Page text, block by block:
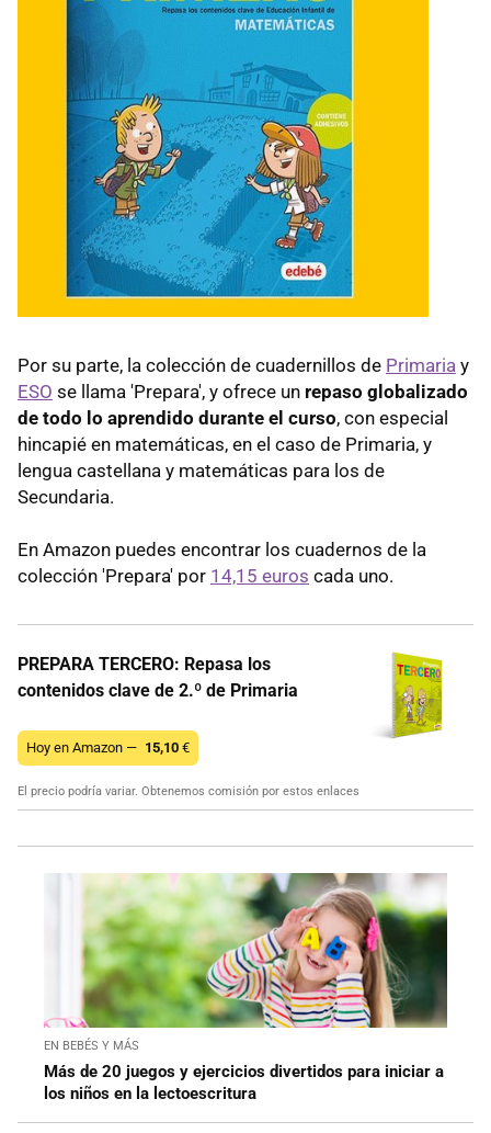
Por su parte, la colección de cuadernillos de Primaria y
ESO se llama 'Prepara', y ofrece un repaso globalizado
de todo lo aprendido durante el curso, con especial
hincapié en matemáticas, en el caso de Primaria, y
lengua castellana y matemáticas para los de
Secundaria.
En Amazon puedes encontrar los cuadernos de la
colección 'Prepara' por 14,15 euros cada uno.
PREPARA TERCERO: Repasa los
contenidos clave de 2.º de Primaria
Hoy en Amazon — 15,10 €
El precio podría variar. Obtenemos comisión por estos enlaces
EN BEBÉS Y MÁS
Más de 20 juegos y ejercicios divertidos para iniciar a
los niños en la lectoescritura